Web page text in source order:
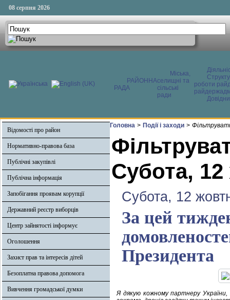
08 серпня 2026
РАЙОННА
РАДА
Міська,
селищні та
сільські
ради
роботи
Відомості про район
Нормативно-правова база
Публічні закупівлі
Публічна інформація
Запобігання проявам корупції
Державний реєстр виборців
Центр зайнятості інформує
Оголошення
Захист прав та інтересів дітей
Безоплатна правова допомога
Вивчення громадської думки
Головна > Події і заходи >
Субота,
Субота, 12
За цей
Президента
Я дякую кожному партнеру України,